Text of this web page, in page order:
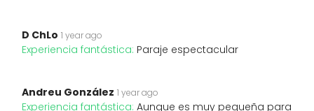
D ChLo 1 year ago
Experiencia fantástica: Paraje espectacular
Andreu González 1 year ago
Experiencia fantástica: Aunque es muy pequeña para